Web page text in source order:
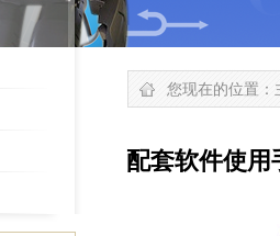
您现在的位置：
配套软件使用